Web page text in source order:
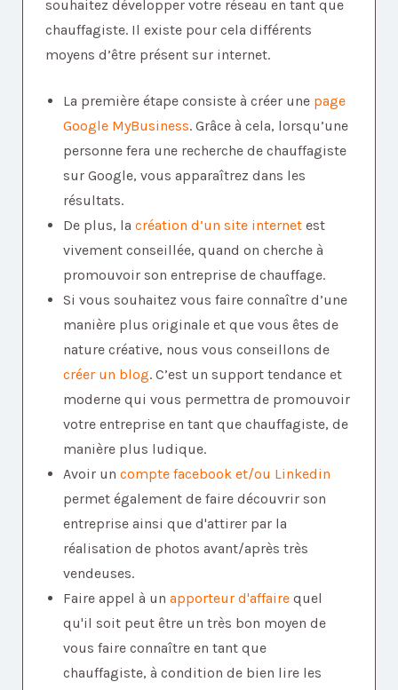
souhaitez développer votre réseau en tant que
chauffagiste. Il existe pour cela différents
moyens d’être présent sur internet.
La première étape consiste à créer une page
Google MyBusiness. Grâce à cela, lorsqu’une
personne fera une recherche de chauffagiste
sur Google, vous apparaîtrez dans les
résultats.
De plus, la création d’un site internet est
vivement conseillée, quand on cherche à
promouvoir son entreprise de chauffage.
Si vous souhaitez vous faire connaître d’une
manière plus originale et que vous êtes de
nature créative, nous vous conseillons de
créer un blog. C’est un support tendance et
moderne qui vous permettra de promouvoir
votre entreprise en tant que chauffagiste, de
manière plus ludique.
Avoir un compte facebook et/ou Linkedin
permet également de faire découvrir son
entreprise ainsi que d'attirer par la
réalisation de photos avant/après très
vendeuses.
Faire appel à un apporteur d'affaire quel
qu'il soit peut être un très bon moyen de
vous faire connaître en tant que
chauffagiste, à condition de bien lire les